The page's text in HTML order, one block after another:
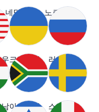
네덜란드 노르웨이
우크라이나 러시아
남아프리카 스웨덴